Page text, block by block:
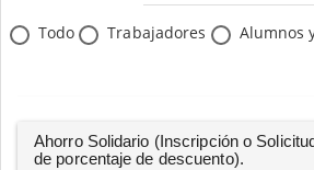
Todo Trabajadores Alumnos
Ahorro Solidario (Inscripción o
de porcentaje de descuento).